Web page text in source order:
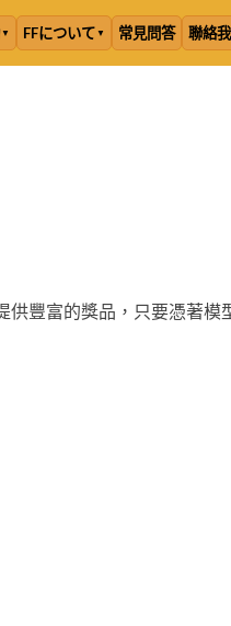
FFについて 常見問答 聯絡
豐富的獎品，只要憑著模